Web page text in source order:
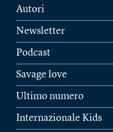
Autori
Newsletter
Podcast
Savage love
Ultimo numero
Internazionale Kids